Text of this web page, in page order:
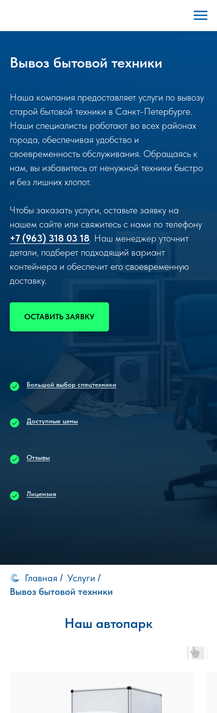
Вывоз бытовой техники
Наша компания предоставляет услуги по вывозу
старой бытовой техники в Санкт-Петербурге.
Наши специалисты работают во всех районах
города, обеспечивая удобство и
своевременность обслуживания. Обращаясь к
нам, вы избавитесь от ненужной техники быстро
и без лишних хлопот.
Чтобы заказать услуги, оставьте заявку на
нашем сайте или свяжитесь с нами по телефону
+7 (963) 318 03 18. Наш менеджер уточнит
детали, подберет подходящий вариант
контейнера и обеспечит его своевременную
доставку.
ОСТАВИТЬ ЗАЯВКУ
Большой выбор спецтехники
Доступные цены
Отзывы
Лицензия
Главная / Услуги /
Вывоз бытовой техники
Наш автопарк